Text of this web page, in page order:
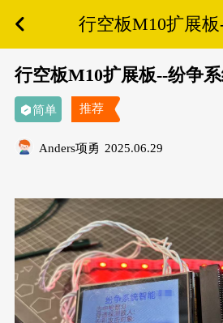
行空板M10扩展板
系统智能武器
行空板M10扩展板--纷争
简单 推荐
Anders项勇 2025.06.29